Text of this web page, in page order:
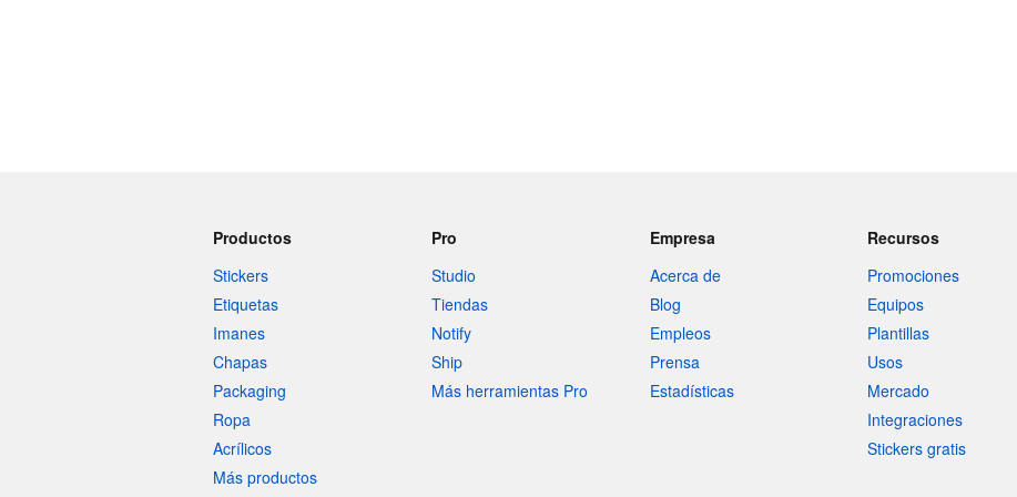
Productos
Stickers
Etiquetas
Imanes
Chapas
Packaging
Ropa
Acrílicos
Más productos
Pro
Studio
Tiendas
Notify
Ship
Más herramientas Pro
Empresa
Acerca de
Blog
Empleos
Prensa
Estadísticas
Recursos
Promociones
Equipos
Plantillas
Usos
Mercado
Integraciones
Stickers gratis